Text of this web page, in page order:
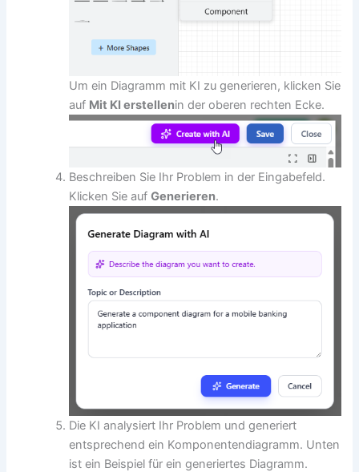
Um ein Diagramm mit KI zu generieren, klicken Sie
auf Mit KI erstellenin der oberen rechten Ecke.
Beschreiben Sie Ihr Problem in der Eingabefeld.
Klicken Sie aufGenerieren.
Die KI analysiert Ihr Problem und generiert
entsprechend ein Komponentendiagramm. Unten
ist ein Beispiel für ein generiertes Diagramm.